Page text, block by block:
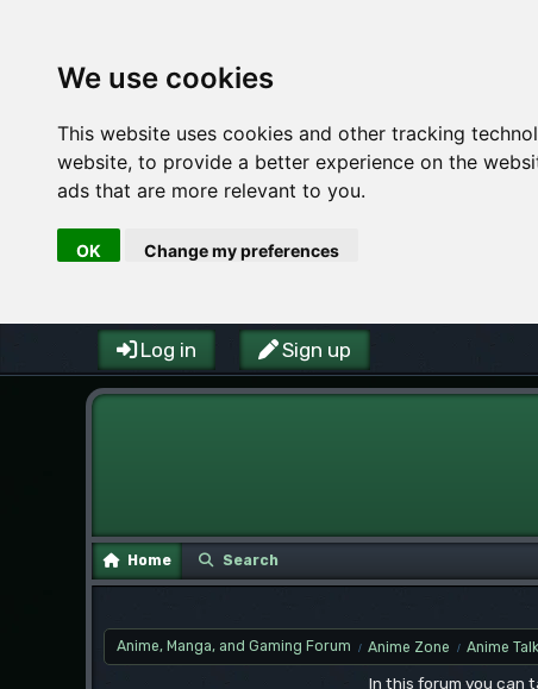
We use cookies
This website uses cookies and other tracking
website, to provide a better experience on the
ads that are more relevant to you.
OK Change my preferences
Log in Sign up
Home Search
Anime, Manga, and Gaming Forum / Anime Zone / Anime Talk
In this forum you can